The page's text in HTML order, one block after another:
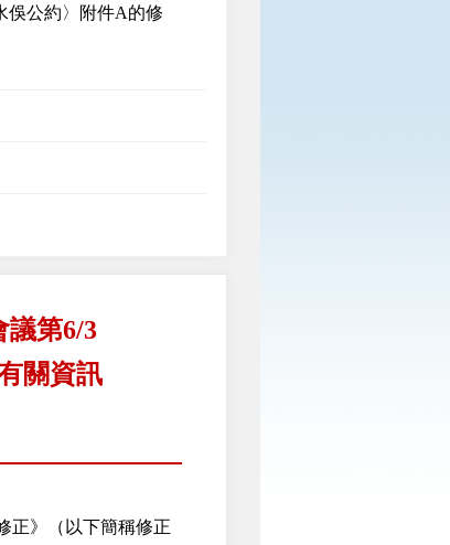
俁公約〉附件A的修
議第6/3
關資訊
正》（以下簡稱修正